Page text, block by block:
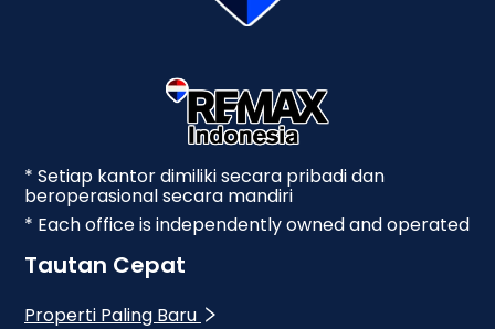
* Setiap kantor dimiliki secara pribadi dan
beroperasional secara mandiri
* Each office is independently owned and operated
Tautan Cepat
Properti Paling Baru